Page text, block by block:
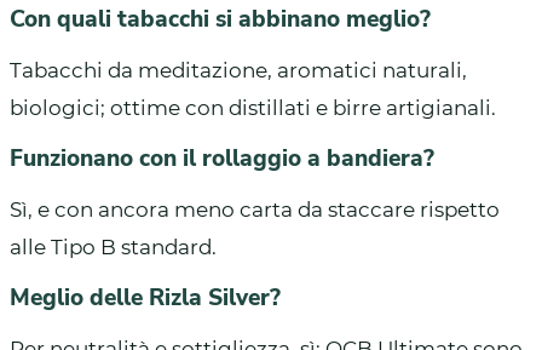
Con quali tabacchi si abbinano meglio?
Tabacchi da meditazione, aromatici naturali,
biologici; ottime con distillati e birre artigianali.
Funzionano con il rollaggio a bandiera?
Sì, e con ancora meno carta da staccare rispetto
alle Tipo B standard.
Meglio delle Rizla Silver?